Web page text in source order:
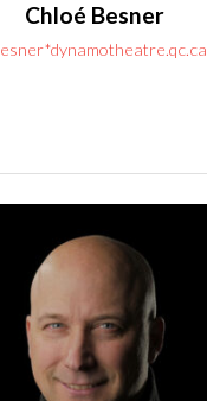
Chloé Besner